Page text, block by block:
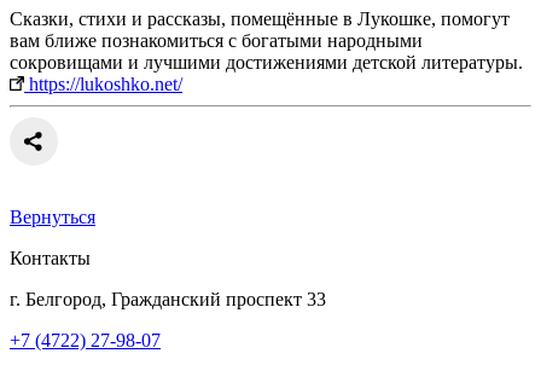
Сказки, стихи и рассказы, помещённые в Лукошке, помогут
вам ближе познакомиться с богатыми народными
сокровищами и лучшими достижениями детской литературы.
https://lukoshko.net/
Вернуться
Контакты
г. Белгород, Гражданский проспект 33
+7 (4722) 27-98-07